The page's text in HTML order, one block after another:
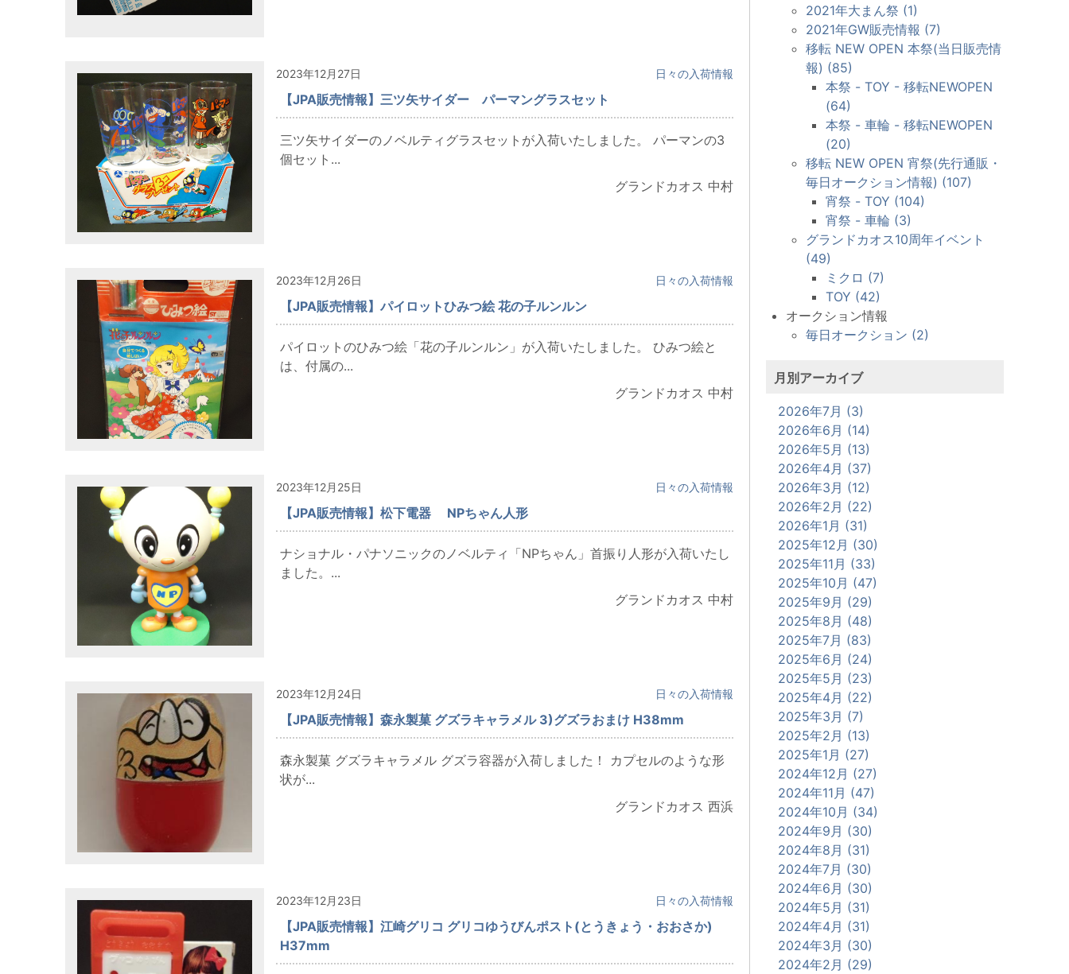
2023年12月27日 日々の入荷情報
【JPA販売情報】三ツ矢サイダー パーマングラスセット
三ツ矢サイダーのノベルティグラスセットが入荷いたしました。 パーマンの3
個セット...
グランドカオス 中村
2023年12月26日 日々の入荷情報
【JPA販売情報】パイロットひみつ絵 花の子ルンルン
パイロットのひみつ絵「花の子ルンルン」が入荷いたしました。 ひみつ絵と
は、付属の...
グランドカオス 中村
2023年12月25日 日々の入荷情報
【JPA販売情報】松下電器 NPちゃん人形
ナショナル・パナソニックのノベルティ「NPちゃん」首振り人形が入荷いたし
ました。...
グランドカオス 中村
2023年12月24日 日々の入荷情報
【JPA販売情報】森永製菓 グズラキャラメル 3)グズラおまけ H38mm
森永製菓 グズラキャラメル グズラ容器が入荷しました！ カプセルのような形
状が...
グランドカオス 西浜
2023年12月23日 日々の入荷情報
【JPA販売情報】江崎グリコ グリコゆうびんポスト(とうきょう・おおさか)
H37mm
2021年大まん祭 (1)
2021年GW販売情報 (7)
移転 NEW OPEN 本祭(当日販売情
報) (85)
本祭 - TOY - 移転NEWOPEN
(64)
本祭 - 車輪 - 移転NEWOPEN
(20)
移転 NEW OPEN 宵祭(先行通販・
毎日オークション情報) (107)
宵祭 - TOY (104)
宵祭 - 車輪 (3)
グランドカオス10周年イベント
(49)
ミクロ (7)
TOY (42)
オークション情報
毎日オークション (2)
月別アーカイブ
2026年7月 (3)
2026年6月 (14)
2026年5月 (13)
2026年4月 (37)
2026年3月 (12)
2026年2月 (22)
2026年1月 (31)
2025年12月 (30)
2025年11月 (33)
2025年10月 (47)
2025年9月 (29)
2025年8月 (48)
2025年7月 (83)
2025年6月 (24)
2025年5月 (23)
2025年4月 (22)
2025年3月 (7)
2025年2月 (13)
2025年1月 (27)
2024年12月 (27)
2024年11月 (47)
2024年10月 (34)
2024年9月 (30)
2024年8月 (31)
2024年7月 (30)
2024年6月 (30)
2024年5月 (31)
2024年4月 (31)
2024年3月 (30)
2024年2月 (29)